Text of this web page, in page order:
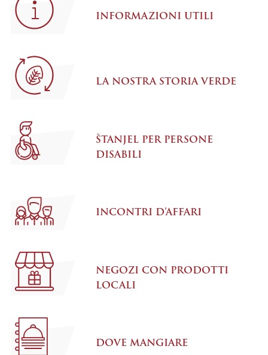
INFORMAZIONI UTILI
LA NOSTRA STORIA VERDE
ŠTANJEL PER PERSONE
DISABILI
INCONTRI D’AFFARI
NEGOZI CON PRODOTTI
LOCALI
DOVE MANGIARE